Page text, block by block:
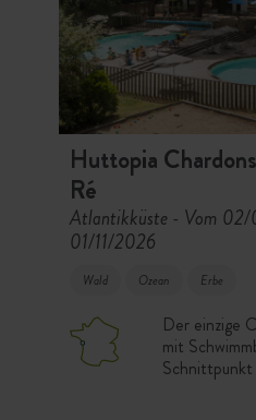
Huttopia
Ré
Atlantikküste - Vom
01/11/2026
Wald Ozean Erbe
Der einzige
mit